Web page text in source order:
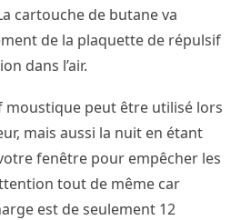
cartouche de butane va
de la plaquette de répulsif
dans l’air.
moustique peut être utilisé lors
mais aussi la nuit en étant
fenêtre pour empêcher les
tout de même car
est de seulement 12